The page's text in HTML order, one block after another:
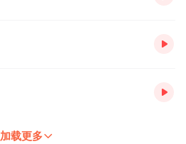
加载更多